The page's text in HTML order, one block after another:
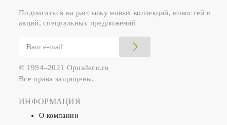
Подписаться на рассылку новых коллекций, новостей и
акций, специальных предложений
© 1994–2021 Opusdeco.ru
Все права защищены.
ИНФОРМАЦИЯ
О компании